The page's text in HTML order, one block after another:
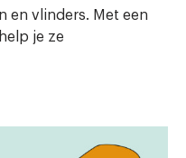
en vlinders. Met een
je ze